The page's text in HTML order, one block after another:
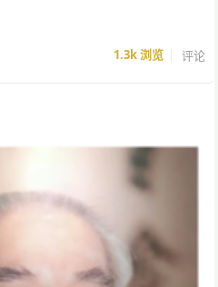
1.3k浏览 评论